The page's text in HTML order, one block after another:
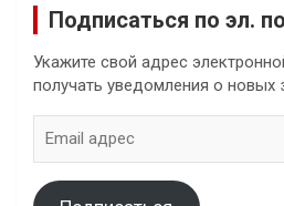
Подписаться по эл.
Укажите свой адрес
получать уведомления о новых
адрес